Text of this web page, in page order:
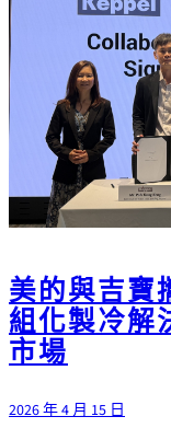
美的與吉寶
組化製冷解
市場
2026 年 4 月 15 日